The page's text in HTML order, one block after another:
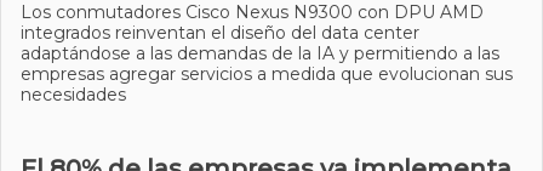
Los conmutadores Cisco Nexus N9300 con DPU AMD
integrados reinventan el diseño del data center
adaptándose a las demandas de la IA y permitiendo a las
empresas agregar servicios a medida que evolucionan sus
necesidades